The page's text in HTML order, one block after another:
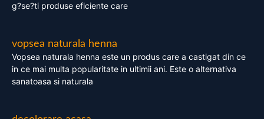
g?se?ti produse eficiente care
vopsea naturala henna
Vopsea naturala henna este un produs care a castigat din ce
in ce mai multa popularitate in ultimii ani. Este o alternativa
sanatoasa si naturala